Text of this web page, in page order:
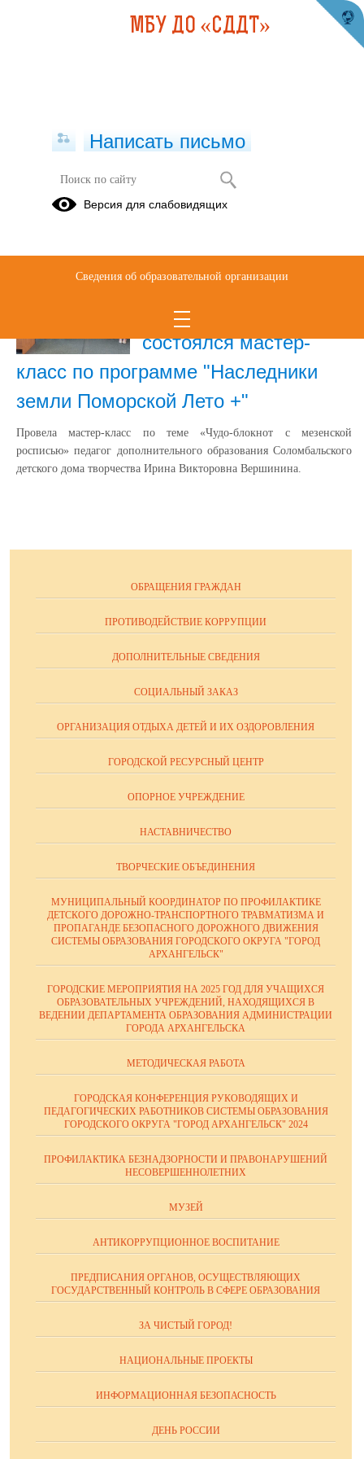
Публикации за 18.06.2025
В лагере с дневным
пребыванием детей
при СШ № 60
состоялся мастер-
класс по программе "Наследники
земли Поморской Лето +"
Провела мастер-класс по теме «Чудо-блокнот с мезенской
росписью» педагог дополнительного образования Соломбальского
детского дома творчества Ирина Викторовна Вершинина.
ОБРАЩЕНИЯ ГРАЖДАН
ПРОТИВОДЕЙСТВИЕ КОРРУПЦИИ
ДОПОЛНИТЕЛЬНЫЕ СВЕДЕНИЯ
СОЦИАЛЬНЫЙ ЗАКАЗ
ОРГАНИЗАЦИЯ ОТДЫХА ДЕТЕЙ И ИХ ОЗДОРОВЛЕНИЯ
ГОРОДСКОЙ РЕСУРСНЫЙ ЦЕНТР
ОПОРНОЕ УЧРЕЖДЕНИЕ
НАСТАВНИЧЕСТВО
ТВОРЧЕСКИЕ ОБЪЕДИНЕНИЯ
МУНИЦИПАЛЬНЫЙ КООРДИНАТОР ПО ПРОФИЛАКТИКЕ
ДЕТСКОГО ДОРОЖНО-ТРАНСПОРТНОГО ТРАВМАТИЗМА И
ПРОПАГАНДЕ БЕЗОПАСНОГО ДОРОЖНОГО ДВИЖЕНИЯ
СИСТЕМЫ ОБРАЗОВАНИЯ ГОРОДСКОГО ОКРУГА "ГОРОД
АРХАНГЕЛЬСК"
ГОРОДСКИЕ МЕРОПРИЯТИЯ НА 2025 ГОД ДЛЯ УЧАЩИХСЯ
ОБРАЗОВАТЕЛЬНЫХ УЧРЕЖДЕНИЙ, НАХОДЯЩИХСЯ В
ВЕДЕНИИ ДЕПАРТАМЕНТА ОБРАЗОВАНИЯ АДМИНИСТРАЦИИ
ГОРОДА АРХАНГЕЛЬСКА
МЕТОДИЧЕСКАЯ РАБОТА
ГОРОДСКАЯ КОНФЕРЕНЦИЯ РУКОВОДЯЩИХ И
ПЕДАГОГИЧЕСКИХ РАБОТНИКОВ СИСТЕМЫ ОБРАЗОВАНИЯ
ГОРОДСКОГО ОКРУГА "ГОРОД АРХАНГЕЛЬСК" 2024
ПРОФИЛАКТИКА БЕЗНАДЗОРНОСТИ И ПРАВОНАРУШЕНИЙ
НЕСОВЕРШЕННОЛЕТНИХ
МУЗЕЙ
АНТИКОРРУПЦИОННОЕ ВОСПИТАНИЕ
ПРЕДПИСАНИЯ ОРГАНОВ, ОСУЩЕСТВЛЯЮЩИХ
ГОСУДАРСТВЕННЫЙ КОНТРОЛЬ В СФЕРЕ ОБРАЗОВАНИЯ
ЗА ЧИСТЫЙ ГОРОД!
НАЦИОНАЛЬНЫЕ ПРОЕКТЫ
ИНФОРМАЦИОННАЯ БЕЗОПАСНОСТЬ
ДЕНЬ РОССИИ
МБУ ДО «СДДТ»
Написать письмо
Версия для слабовидящих
Сведения об образовательной организации